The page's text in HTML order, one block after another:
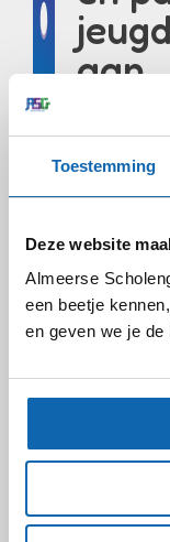
Toestemming
Deze website
Almeerse
een beetje
en geven we je
aan
Artikel